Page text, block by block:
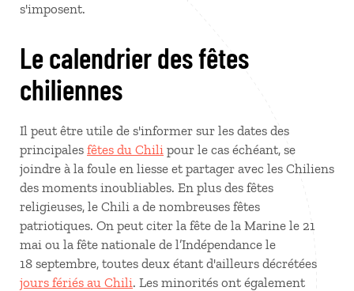
s'imposent.
Le calendrier des fêtes
chiliennes
Il peut être utile de s'informer sur les dates des
principales fêtes du Chili pour le cas échéant, se
joindre à la foule en liesse et partager avec les Chiliens
des moments inoubliables. En plus des fêtes
religieuses, le Chili a de nombreuses fêtes
patriotiques. On peut citer la fête de la Marine le 21
mai ou la fête nationale de l’Indépendance le
18 septembre, toutes deux étant d'ailleurs décrétées
jours fériés au Chili. Les minorités ont également